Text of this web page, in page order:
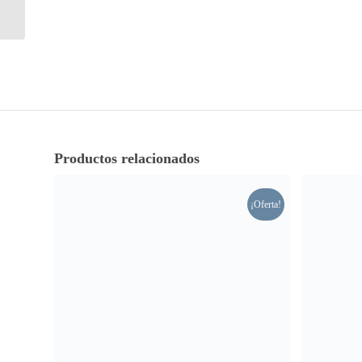
Productos relacionados
¡Oferta!